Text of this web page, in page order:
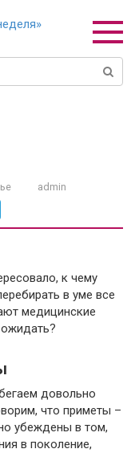
admin
к чему
в уме все
медицинские
довольно
что приметы –
убеждены в том,
в поколение,